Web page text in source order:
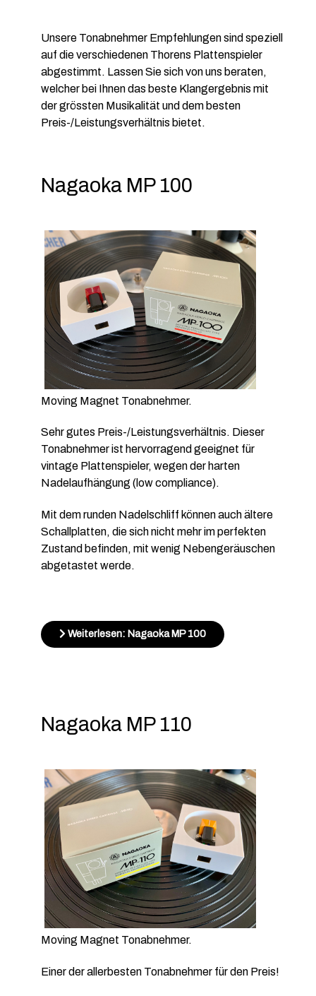
Unsere Tonabnehmer Empfehlungen sind speziell
auf die verschiedenen Thorens Plattenspieler
abgestimmt. Lassen Sie sich von uns beraten,
welcher bei Ihnen das beste Klangergebnis mit
der grössten Musikalität und dem besten
Preis-/Leistungsverhältnis bietet.
Nagaoka MP 100
Moving Magnet Tonabnehmer.
Sehr gutes Preis-/Leistungsverhältnis. Dieser
Tonabnehmer ist hervorragend geeignet für
vintage Plattenspieler, wegen der harten
Nadelaufhängung (low compliance).
Mit dem runden Nadelschliff können auch ältere
Schallplatten, die sich nicht mehr im perfekten
Zustand befinden, mit wenig Nebengeräuschen
abgetastet werde.
Weiterlesen: Nagaoka MP 100
Nagaoka MP 110
Moving Magnet Tonabnehmer.
Einer der allerbesten Tonabnehmer für den Preis!